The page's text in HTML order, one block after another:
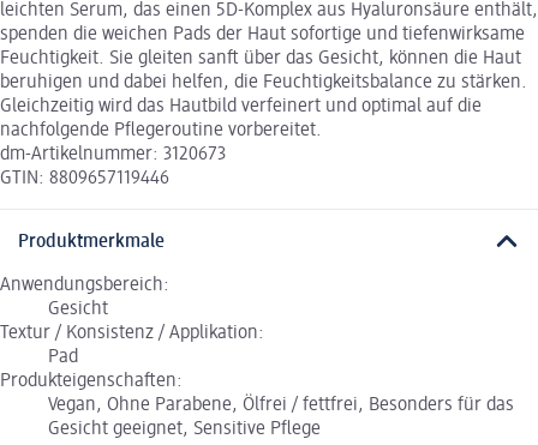
leichten Serum, das einen 5D-Komplex aus Hyaluronsäure enthält,
spenden die weichen Pads der Haut sofortige und tiefenwirksame
Feuchtigkeit. Sie gleiten sanft über das Gesicht, können die Haut
beruhigen und dabei helfen, die Feuchtigkeitsbalance zu stärken.
Gleichzeitig wird das Hautbild verfeinert und optimal auf die
nachfolgende Pflegeroutine vorbereitet.
dm-Artikelnummer: 3120673
GTIN: 8809657119446
Produktmerkmale
Anwendungsbereich:
Gesicht
Textur / Konsistenz / Applikation:
Pad
Produkteigenschaften:
Vegan, Ohne Parabene, Ölfrei / fettfrei, Besonders für das
Gesicht geeignet, Sensitive Pflege